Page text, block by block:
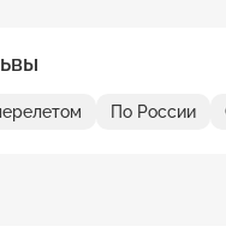
По России